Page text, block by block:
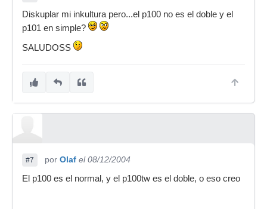
Diskuplar mi inkultura pero...el p100 no es el doble y el
p101 en simple?
SALUDOSS
#7 por Olaf el 08/12/2004
El p100 es el normal, y el p100tw es el doble, o eso creo